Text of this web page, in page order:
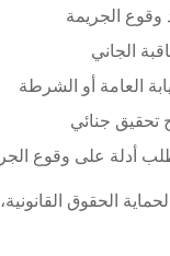
وقوع الجريمة
الجاني
العامة أو الشرطة
تحقيق جنائي
أدلة على وقوع
الحقوق